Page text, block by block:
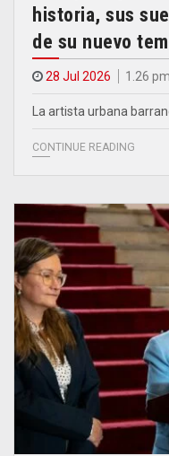
historia, sus
de su nuevo
28 Jul 2026 1.26 pm
La artista urbana
CONTINUE READING